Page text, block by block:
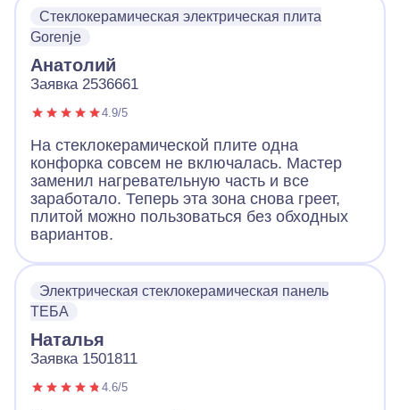
Стеклокерамическая электрическая плита
Gorenje
Анатолий
Заявка 2536661
4.9/5
На стеклокерамической плите одна
конфорка совсем не включалась. Мастер
заменил нагревательную часть и все
заработало. Теперь эта зона снова греет,
плитой можно пользоваться без обходных
вариантов.
Электрическая стеклокерамическая панель
ТЕБА
Наталья
Заявка 1501811
4.6/5